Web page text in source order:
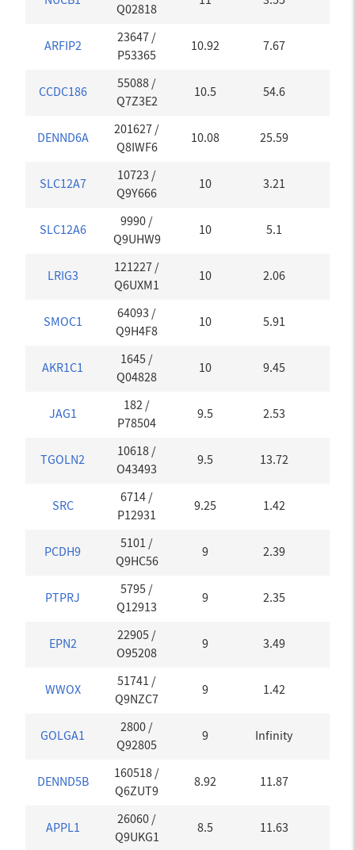
Q02818
ARFIP2
23647 /
P53365
10.92 7.67
CCDC186
55088 /
Q7Z3E2
10.5 54.6
DENND6A
201627 /
Q8IWF6
10.08 25.59
SLC12A7
10723 /
Q9Y666
10 3.21
SLC12A6
9990 /
Q9UHW9
10 5.1
LRIG3
121227 /
Q6UXM1
10 2.06
SMOC1
64093 /
Q9H4F8
10 5.91
AKR1C1
1645 /
Q04828
10 9.45
JAG1
182 /
P78504
9.5 2.53
TGOLN2
10618 /
O43493
9.5 13.72
SRC
6714 /
P12931
9.25 1.42
PCDH9
5101 /
Q9HC56
9 2.39
PTPRJ
5795 /
Q12913
9 2.35
EPN2
22905 /
O95208
9 3.49
WWOX
51741 /
Q9NZC7
9 1.42
GOLGA1
2800 /
Q92805
9 Infinity
DENND5B
160518 /
Q6ZUT9
8.92 11.87
APPL1
26060 /
Q9UKG1
8.5 11.63